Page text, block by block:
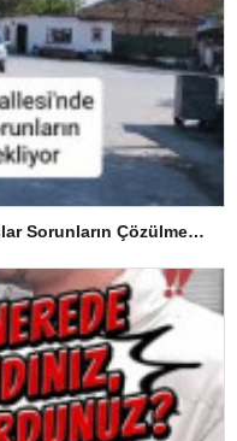
Hacımaşlı Mahallesi’nde Vatandaşlar Sorunların Çözülmesini Bekliyor